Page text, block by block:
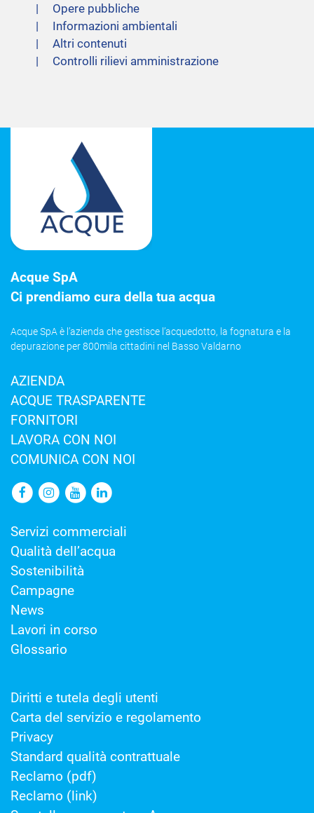
Opere pubbliche
Informazioni ambientali
Altri contenuti
Controlli rilievi amministrazione
Acque SpA
Ci prendiamo cura della tua acqua
Acque SpA è l’azienda che gestisce l’acquedotto, la fognatura e la
depurazione per 800mila cittadini nel Basso Valdarno
AZIENDA
ACQUE TRASPARENTE
FORNITORI
LAVORA CON NOI
COMUNICA CON NOI
Servizi commerciali
Qualità dell’acqua
Sostenibilità
Campagne
News
Lavori in corso
Glossario
Diritti e tutela degli utenti
Carta del servizio e regolamento
Privacy
Standard qualità contrattuale
Reclamo (pdf)
Reclamo (link)